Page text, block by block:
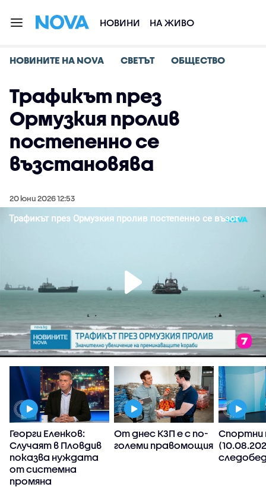
НОВИНИ НА ЖИВО
НОВИНИТЕ НА NOVA СВЕТЪТ ОБЩЕСТВО
Трафикът през
Ормузкия пролив
постепенно се
възстановява
20 юни 2026 12:53
Георги Еленков:
Случаят в Пловдив
показва нуждата
от системна
промяна
От днес КЗП е с по-
големи правомощия
Спортни